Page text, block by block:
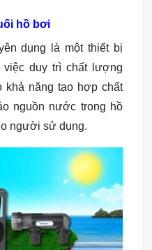
hồ bơi
dụng là một thiết bị
duy trì chất lượng
năng tạo hợp chất
nguồn nước trong hồ
người sử dụng.